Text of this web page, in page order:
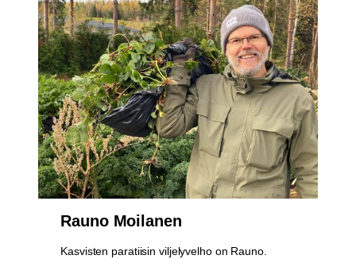
Rauno Moilanen
Kasvisten paratiisin viljelyvelho on Rauno.